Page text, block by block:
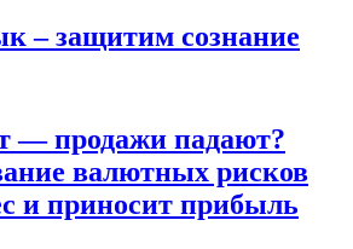
– защитим сознание
— продажи падают?
валютных рисков
и приносит прибыль